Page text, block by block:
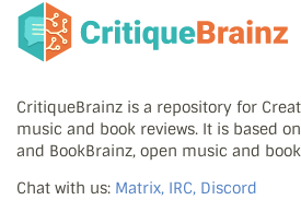
CritiqueBrainz is a repository for
music and book reviews. It is based
and BookBrainz, open music and
Chat with us: Matrix, IRC, Discord